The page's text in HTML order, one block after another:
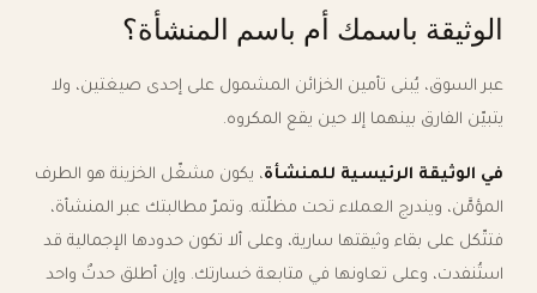
الوثيقة باسمك أم باسم المنشأة؟
عبر السوق، يُبنى تأمين الخزائن المشمول على إحدى صيغتين، ولا
يتبيّن الفارق بينهما إلا حين يقع المكروه.
في الوثيقة الرئيسية للمنشأة، يكون مشغّل الخزينة هو الطرف
المؤمَّن، ويندرج العملاء تحت مظلّته. وتمرّ مطالبتك عبر المنشأة،
فتتّكل على بقاء وثيقتها سارية، وعلى ألا تكون حدودها الإجمالية قد
استُنفدت، وعلى تعاونها في متابعة خسارتك. وإن أطلق حدثٌ واحد